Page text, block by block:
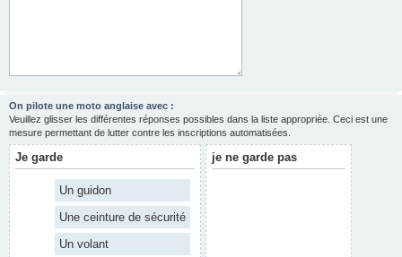
On pilote une moto anglaise avec :
Veuillez glisser les différentes réponses possibles dans la liste appropriée. Ceci est une
mesure permettant de lutter contre les inscriptions automatisées.
Je garde
Un guidon
Une ceinture de sécurité
Un volant
je ne garde pas